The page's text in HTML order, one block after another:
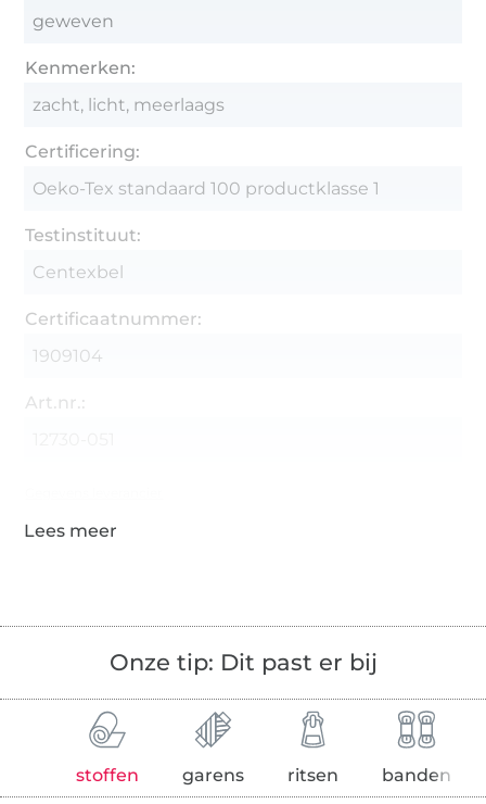
geweven
Kenmerken:
zacht, licht, meerlaags
Certificering:
Oeko-Tex standaard 100 productklasse 1
Testinstituut:
Centexbel
Certificaatnummer:
1909104
Art.nr.:
Onze tip: Dit past er bij
stoffen garens ritsen banden